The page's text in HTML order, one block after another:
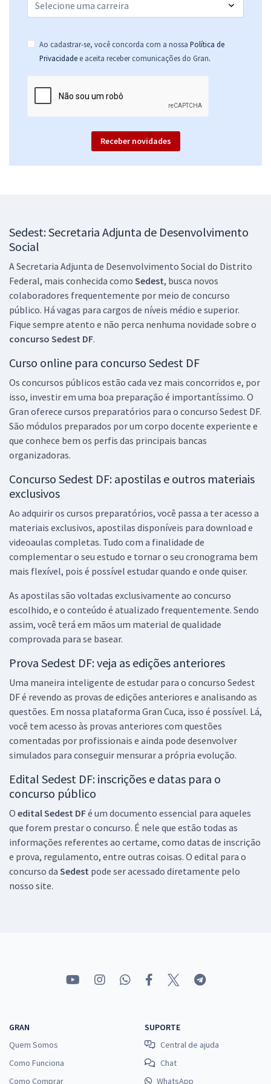
Comprar
- Conhecimentos Gerais para Todos os Cargos (Pós-edital)
ou 12x deR$25,99
Economize R$ 77,98 (-20%)
Comprar
Especialidade: Administração (Cargo 400) - Pós-edital
ou 12x de R$39,92
Economize R$ 119,76 (-20%)
Comprar
SEDES DF - Secretaria de Desenvolvimento Social do Distrito Federal
(Cargo 409) - Pós-Edital
R$ 479,20
à vista
ou 12x de
39,93
Economize R$ 119,80 (-20%)
SEDES DF - Secretaria de Desenvolvimento Social do Distrito Federal
- Conhecimentos Específicos para Técnico em Desenvolvimento e
Assistência Social (TDAS) - Especialidade: Técnico Administrativo
(Cargo 202) - (Pós-edital)
R$ 317,44à vista
Economize R$ 79,36 (-20%)
- Conhecimentos Gerais e Específicos Comuns aos Cargos de
Técnico em Desenvolvimento e Assistência Social (Pós-edital)
ou 12x de
28,66
Economize R$ 85,98 (-20%)
SEDES DF - Secretaria de Desenvolvimento Social do Distrito Federal
- Especialista em Desenvolvimento e Assistência Social - Nutrição
(Cargo 407) - Pós-edital
R$ 479,99à vista
SEDES DF - Secretaria de Desenvolvimento Social do Distrito Federal
- Técnico em Desenvolvimento e Assistência Social - Cuidador Social
33,33
Economize R$ 99,98 (-20%)
Ao cadastrar-se, você concorda com a nossa Política de
Privacidade e aceita receber comunicações do Gran.
Receber novidades
Sedest: Secretaria Adjunta de Desenvolvimento
Social
A Secretaria Adjunta de Desenvolvimento Social do Distrito
Federal, mais conhecida como Sedest, busca novos
colaboradores frequentemente por meio de concurso
público. Há vagas para cargos de níveis médio e superior.
Fique sempre atento e não perca nenhuma novidade sobre o
concurso Sedest DF.
Curso online para concurso Sedest DF
Os concursos públicos estão cada vez mais concorridos e, por
isso, investir em uma boa preparação é importantíssimo. O
Gran oferece cursos preparatórios para o concurso Sedest DF.
São módulos preparados por um corpo docente experiente e
que conhece bem os perfis das principais bancas
organizadoras.
Concurso Sedest DF: apostilas e outros materiais
exclusivos
Ao adquirir os cursos preparatórios, você passa a ter acesso a
materiais exclusivos, apostilas disponíveis para download e
videoaulas completas. Tudo com a finalidade de
complementar o seu estudo e tornar o seu cronograma bem
mais flexível, pois é possível estudar quando e onde quiser.
As apostilas são voltadas exclusivamente ao concurso
escolhido, e o conteúdo é atualizado frequentemente. Sendo
assim, você terá em mãos um material de qualidade
comprovada para se basear.
Prova Sedest DF: veja as edições anteriores
Uma maneira inteligente de estudar para o concurso Sedest
DF é revendo as provas de edições anteriores e analisando as
questões. Em nossa plataforma Gran Cuca, isso é possível. Lá,
você tem acesso às provas anteriores com questões
comentadas por profissionais e ainda pode desenvolver
simulados para conseguir mensurar a própria evolução.
Edital Sedest DF: inscrições e datas para o
concurso público
O edital Sedest DFé um documento essencial para aqueles
que forem prestar o concurso. É nele que estão todas as
informações referentes ao certame, como datas de inscrição
e prova, regulamento, entre outras coisas. O edital para o
concurso da Sedest pode ser acessado diretamente pelo
nosso site.
GRAN
Quem Somos
Como Funciona
Como Comprar
SUPORTE
Central de ajuda
Chat
WhatsApp